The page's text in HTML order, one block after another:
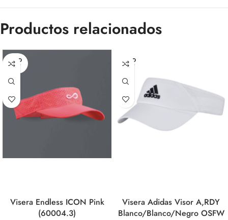
Productos relacionados
SOLD
OUT
Visera Endless ICON Pink
(60004.3)
SOLD
OUT
Visera Adidas Visor A,RDY
Blanco/Blanco/Negro OSFW